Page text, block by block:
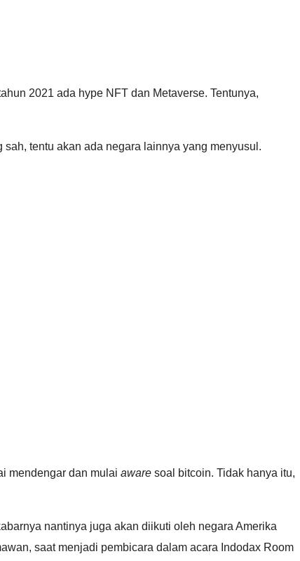
2021 ada hype NFT dan Metaverse. Tentunya,
tentu akan ada negara lainnya yang menyusul.
mendengar dan mulai aware soal bitcoin. Tidak hanya itu,
nantinya juga akan diikuti oleh negara Amerika
saat menjadi pembicara dalam acara Indodax Room